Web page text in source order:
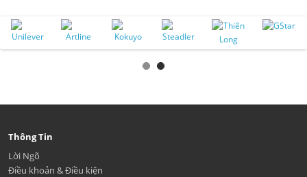
Thông Tin
Lời Ngõ
Điều khoản & Điều kiện